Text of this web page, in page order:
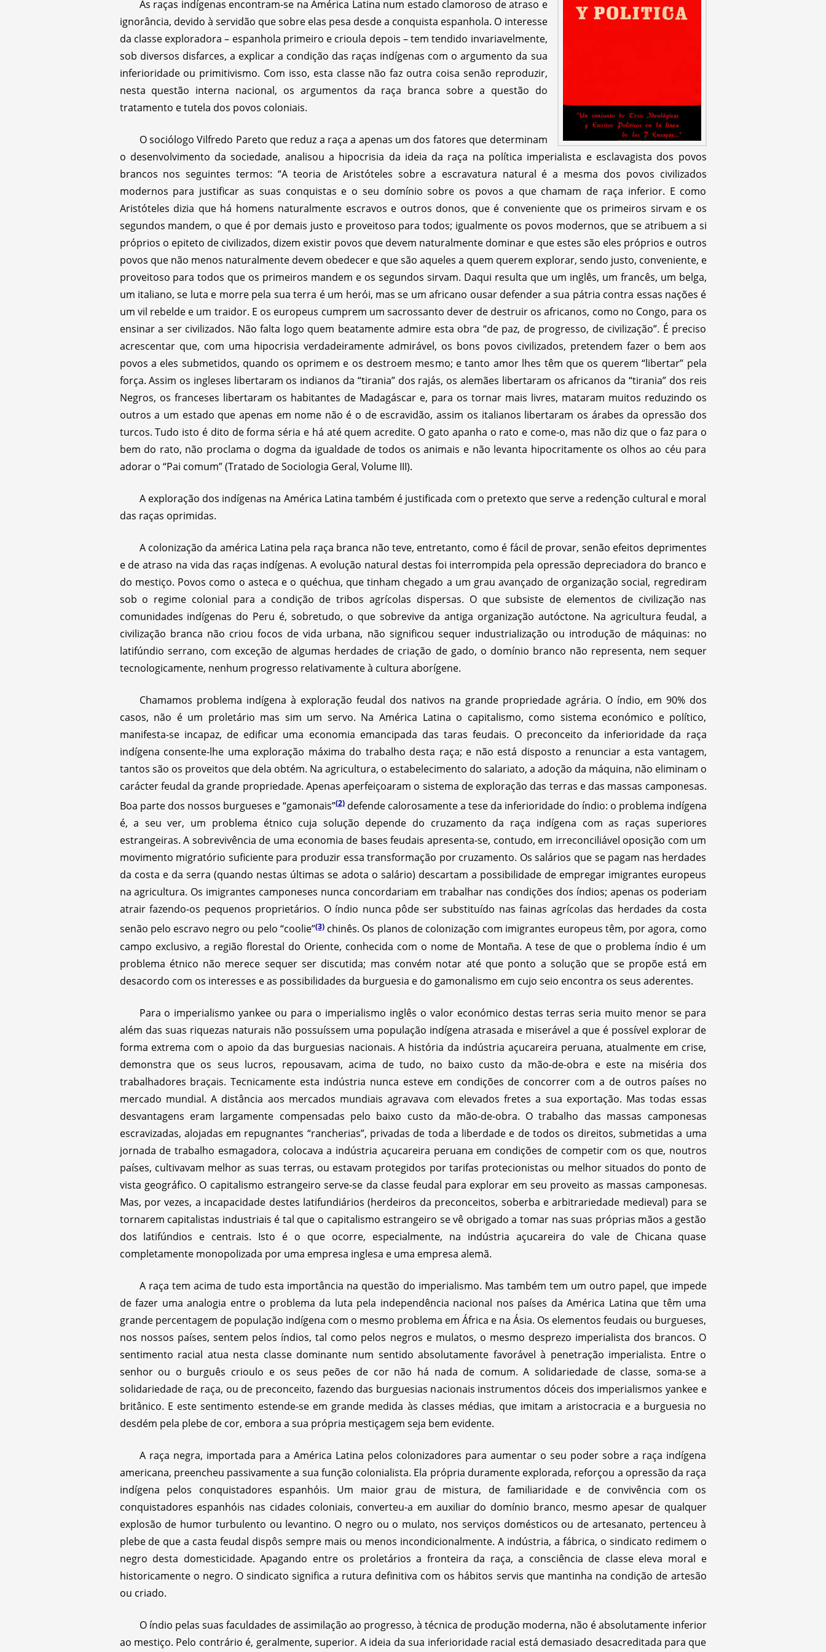
As raças indígenas encontram-se na América Latina num estado clamoroso de atraso e
ignorância, devido à servidão que sobre elas pesa desde a conquista espanhola. O interesse
da classe exploradora – espanhola primeiro e crioula depois – tem tendido invariavelmente,
sob diversos disfarces, a explicar a condição das raças indígenas com o argumento da sua
inferioridade ou primitivismo. Com isso, esta classe não faz outra coisa senão reproduzir,
nesta questão interna nacional, os argumentos da raça branca sobre a questão do
tratamento e tutela dos povos coloniais.
O sociólogo Vilfredo Pareto que reduz a raça a apenas um dos fatores que determinam
o desenvolvimento da sociedade, analisou a hipocrisia da ideia da raça na política imperialista e esclavagista dos povos
brancos nos seguintes termos: “A teoria de Aristóteles sobre a escravatura natural é a mesma dos povos civilizados
modernos para justificar as suas conquistas e o seu domínio sobre os povos a que chamam de raça inferior. E como
Aristóteles dizia que há homens naturalmente escravos e outros donos, que é conveniente que os primeiros sirvam e os
segundos mandem, o que é por demais justo e proveitoso para todos; igualmente os povos modernos, que se atribuem a si
próprios o epiteto de civilizados, dizem existir povos que devem naturalmente dominar e que estes são eles próprios e outros
povos que não menos naturalmente devem obedecer e que são aqueles a quem querem explorar, sendo justo, conveniente, e
proveitoso para todos que os primeiros mandem e os segundos sirvam. Daqui resulta que um inglês, um francês, um belga,
um italiano, se luta e morre pela sua terra é um herói, mas se um africano ousar defender a sua pátria contra essas nações é
um vil rebelde e um traidor. E os europeus cumprem um sacrossanto dever de destruir os africanos, como no Congo, para os
ensinar a ser civilizados. Não falta logo quem beatamente admire esta obra “de paz, de progresso, de civilização”. É preciso
acrescentar que, com uma hipocrisia verdadeiramente admirável, os bons povos civilizados, pretendem fazer o bem aos
povos a eles submetidos, quando os oprimem e os destroem mesmo; e tanto amor lhes têm que os querem “libertar” pela
força. Assim os ingleses libertaram os indianos da “tirania” dos rajás, os alemães libertaram os africanos da “tirania” dos reis
Negros, os franceses libertaram os habitantes de Madagáscar e, para os tornar mais livres, mataram muitos reduzindo os
outros a um estado que apenas em nome não é o de escravidão, assim os italianos libertaram os árabes da opressão dos
turcos. Tudo isto é dito de forma séria e há até quem acredite. O gato apanha o rato e come-o, mas não diz que o faz para o
bem do rato, não proclama o dogma da igualdade de todos os animais e não levanta hipocritamente os olhos ao céu para
adorar o “Pai comum” (Tratado de Sociologia Geral, Volume III).
A exploração dos indígenas na América Latina também é justificada com o pretexto que serve a redenção cultural e moral
das raças oprimidas.
A colonização da américa Latina pela raça branca não teve, entretanto, como é fácil de provar, senão efeitos deprimentes
e de atraso na vida das raças indígenas. A evolução natural destas foi interrompida pela opressão depreciadora do branco e
do mestiço. Povos como o asteca e o quéchua, que tinham chegado a um grau avançado de organização social, regrediram
sob o regime colonial para a condição de tribos agrícolas dispersas. O que subsiste de elementos de civilização nas
comunidades indígenas do Peru é, sobretudo, o que sobrevive da antiga organização autóctone. Na agricultura feudal, a
civilização branca não criou focos de vida urbana, não significou sequer industrialização ou introdução de máquinas: no
latifúndio serrano, com exceção de algumas herdades de criação de gado, o domínio branco não representa, nem sequer
tecnologicamente, nenhum progresso relativamente à cultura aborígene.
Chamamos problema indígena à exploração feudal dos nativos na grande propriedade agrária. O índio, em 90% dos
casos, não é um proletário mas sim um servo. Na América Latina o capitalismo, como sistema económico e político,
manifesta-se incapaz, de edificar uma economia emancipada das taras feudais. O preconceito da inferioridade da raça
indígena consente-lhe uma exploração máxima do trabalho desta raça; e não está disposto a renunciar a esta vantagem,
tantos são os proveitos que dela obtém. Na agricultura, o estabelecimento do salariato, a adoção da máquina, não eliminam o
carácter feudal da grande propriedade. Apenas aperfeiçoaram o sistema de exploração das terras e das massas camponesas.
Boa parte dos nossos burgueses e “gamonais”(2)defende calorosamente a tese da inferioridade do índio: o problema indígena
é, a seu ver, um problema étnico cuja solução depende do cruzamento da raça indígena com as raças superiores
estrangeiras. A sobrevivência de uma economia de bases feudais apresenta-se, contudo, em irreconciliável oposição com um
movimento migratório suficiente para produzir essa transformação por cruzamento. Os salários que se pagam nas herdades
da costa e da serra (quando nestas últimas se adota o salário) descartam a possibilidade de empregar imigrantes europeus
na agricultura. Os imigrantes camponeses nunca concordariam em trabalhar nas condições dos índios; apenas os poderiam
atrair fazendo-os pequenos proprietários. O índio nunca pôde ser substituído nas fainas agrícolas das herdades da costa
senão pelo escravo negro ou pelo “coolie”(3)chinês. Os planos de colonização com imigrantes europeus têm, por agora, como
campo exclusivo, a região florestal do Oriente, conhecida com o nome de Montaña. A tese de que o problema índio é um
problema étnico não merece sequer ser discutida; mas convém notar até que ponto a solução que se propõe está em
desacordo com os interesses e as possibilidades da burguesia e do gamonalismo em cujo seio encontra os seus aderentes.
Para o imperialismo yankee ou para o imperialismo inglês o valor económico destas terras seria muito menor se para
além das suas riquezas naturais não possuíssem uma população indígena atrasada e miserável a que é possível explorar de
forma extrema com o apoio da das burguesias nacionais. A história da indústria açucareira peruana, atualmente em crise,
demonstra que os seus lucros, repousavam, acima de tudo, no baixo custo da mão-de-obra e este na miséria dos
trabalhadores braçais. Tecnicamente esta indústria nunca esteve em condições de concorrer com a de outros países no
mercado mundial. A distância aos mercados mundiais agravava com elevados fretes a sua exportação. Mas todas essas
desvantagens eram largamente compensadas pelo baixo custo da mão-de-obra. O trabalho das massas camponesas
escravizadas, alojadas em repugnantes “rancherias”, privadas de toda a liberdade e de todos os direitos, submetidas a uma
jornada de trabalho esmagadora, colocava a indústria açucareira peruana em condições de competir com os que, noutros
países, cultivavam melhor as suas terras, ou estavam protegidos por tarifas protecionistas ou melhor situados do ponto de
vista geográfico. O capitalismo estrangeiro serve-se da classe feudal para explorar em seu proveito as massas camponesas.
Mas, por vezes, a incapacidade destes latifundiários (herdeiros da preconceitos, soberba e arbitrariedade medieval) para se
tornarem capitalistas industriais é tal que o capitalismo estrangeiro se vê obrigado a tomar nas suas próprias mãos a gestão
dos latifúndios e centrais. Isto é o que ocorre, especialmente, na indústria açucareira do vale de Chicana quase
completamente monopolizada por uma empresa inglesa e uma empresa alemã.
A raça tem acima de tudo esta importância na questão do imperialismo. Mas também tem um outro papel, que impede
de fazer uma analogia entre o problema da luta pela independência nacional nos países da América Latina que têm uma
grande percentagem de população indígena com o mesmo problema em África e na Ásia. Os elementos feudais ou burgueses,
nos nossos países, sentem pelos índios, tal como pelos negros e mulatos, o mesmo desprezo imperialista dos brancos. O
sentimento racial atua nesta classe dominante num sentido absolutamente favorável à penetração imperialista. Entre o
senhor ou o burguês crioulo e os seus peões de cor não há nada de comum. A solidariedade de classe, soma-se a
solidariedade de raça, ou de preconceito, fazendo das burguesias nacionais instrumentos dóceis dos imperialismos yankee e
britânico. E este sentimento estende-se em grande medida às classes médias, que imitam a aristocracia e a burguesia no
desdém pela plebe de cor, embora a sua própria mestiçagem seja bem evidente.
A raça negra, importada para a América Latina pelos colonizadores para aumentar o seu poder sobre a raça indígena
americana, preencheu passivamente a sua função colonialista. Ela própria duramente explorada, reforçou a opressão da raça
indígena pelos conquistadores espanhóis. Um maior grau de mistura, de familiaridade e de convivência com os
conquistadores espanhóis nas cidades coloniais, converteu-a em auxiliar do domínio branco, mesmo apesar de qualquer
explosão de humor turbulento ou levantino. O negro ou o mulato, nos serviços domésticos ou de artesanato, pertenceu à
plebe de que a casta feudal dispôs sempre mais ou menos incondicionalmente. A indústria, a fábrica, o sindicato redimem o
negro desta domesticidade. Apagando entre os proletários a fronteira da raça, a consciência de classe eleva moral e
historicamente o negro. O sindicato significa a rutura definitiva com os hábitos servis que mantinha na condição de artesão
ou criado.
O índio pelas suas faculdades de assimilação ao progresso, à técnica de produção moderna, não é absolutamente inferior
ao mestiço. Pelo contrário é, geralmente, superior. A ideia da sua inferioridade racial está demasiado desacreditada para que